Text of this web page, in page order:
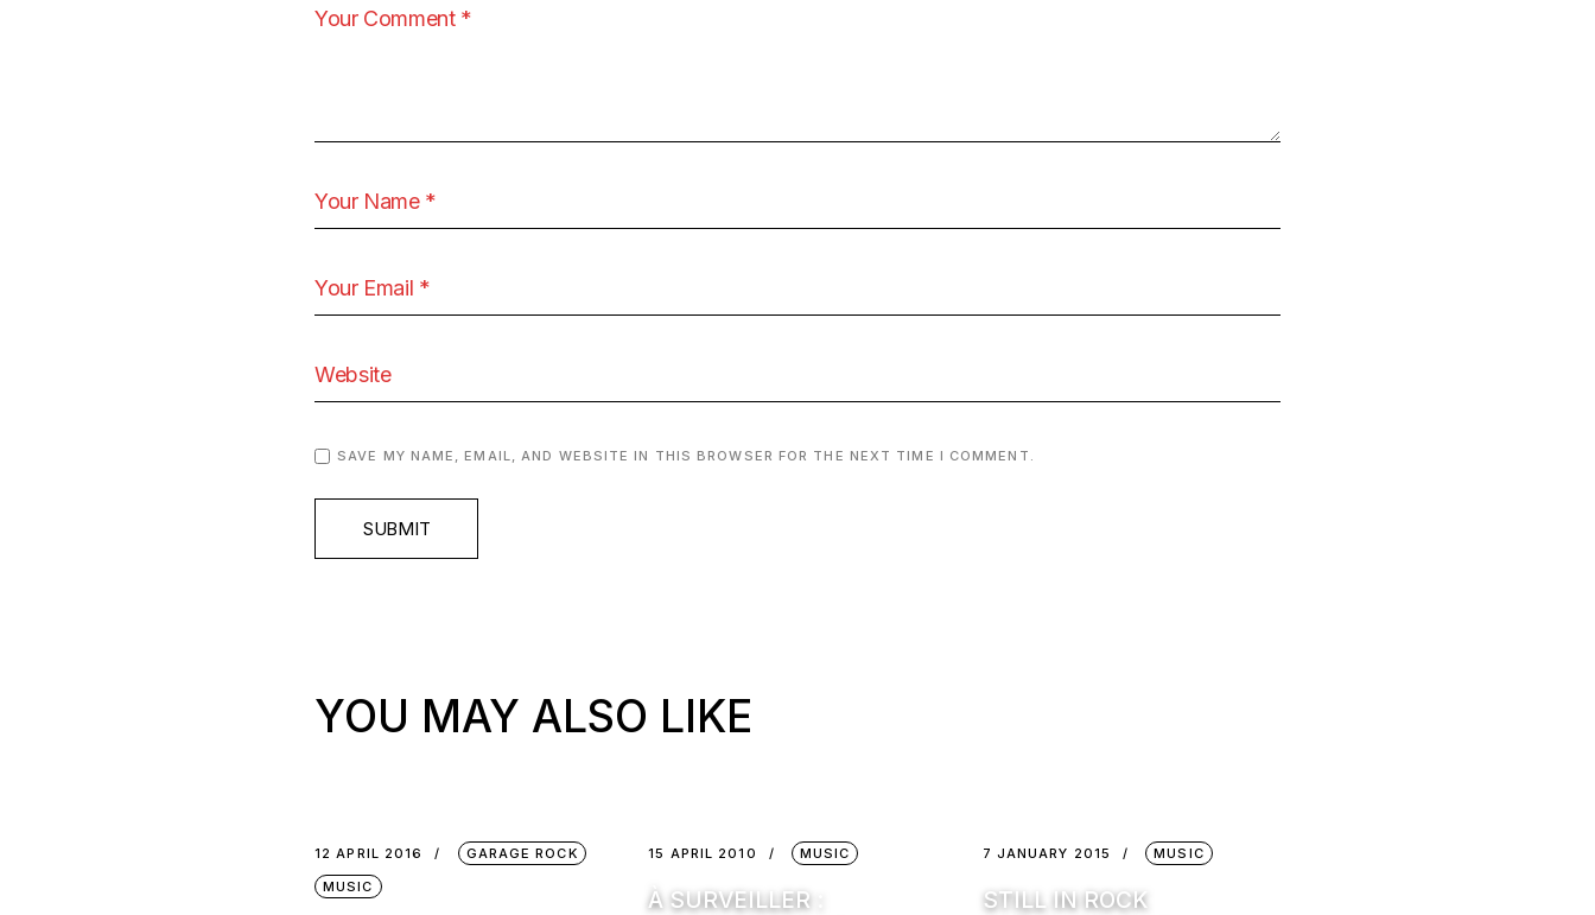
SAVE MY NAME, EMAIL, AND WEBSITE IN THIS BROWSER FOR THE NEXT TIME I COMMENT.
SUBMIT
YOU MAY ALSO LIKE
12 APRIL 2016
GARAGE ROCK
MUSIC
15 APRIL 2010 MUSIC
À SURVEILLER :
7 JANUARY 2015 MUSIC
STILL IN ROCK